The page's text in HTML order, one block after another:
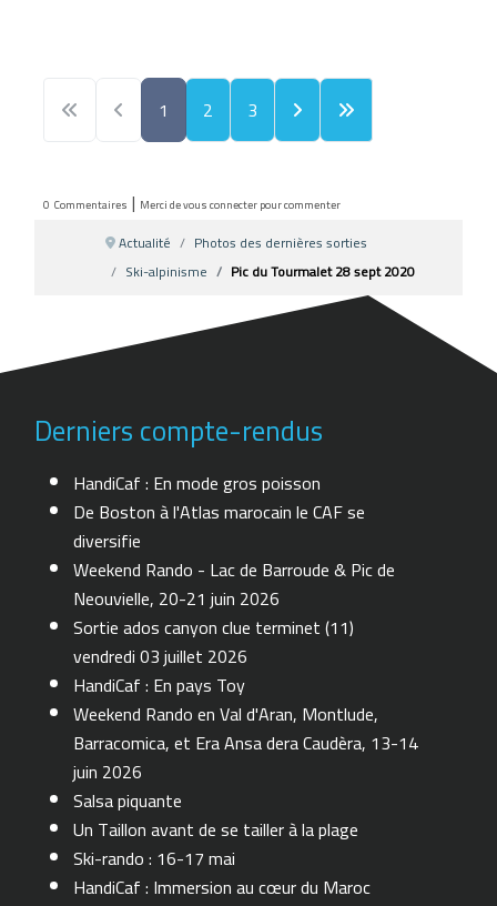
1 2 3
0 Commentaires | Merci de vous connecter pour commenter
Actualité
Photos des dernières sorties
Ski-alpinisme
Pic du Tourmalet 28 sept 2020
Derniers compte-rendus
HandiCaf : En mode gros poisson
De Boston à l'Atlas marocain le CAF se
diversifie
Weekend Rando - Lac de Barroude & Pic de
Neouvielle, 20-21 juin 2026
Sortie ados canyon clue terminet (11)
vendredi 03 juillet 2026
HandiCaf : En pays Toy
Weekend Rando en Val d'Aran, Montlude,
Barracomica, et Era Ansa dera Caudèra, 13-14
juin 2026
Salsa piquante
Un Taillon avant de se tailler à la plage
Ski-rando : 16-17 mai
HandiCaf : Immersion au cœur du Maroc